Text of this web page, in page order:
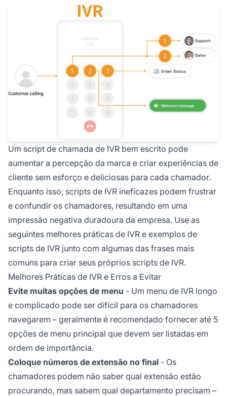
Um script de chamada de IVR bem escrito pode
aumentar a percepção da marca e criar experiências de
cliente sem esforço e deliciosas para cada chamador.
Enquanto isso, scripts de IVR ineficazes podem frustrar
e confundir os chamadores, resultando em uma
impressão negativa duradoura da empresa. Use as
seguintes melhores práticas de IVR e exemplos de
scripts de IVR junto com algumas das frases mais
comuns para criar seus próprios scripts de IVR.
Melhores Práticas de IVR e Erros a Evitar
Evite muitas opções de menu - Um menu de IVR longo
e complicado pode ser difícil para os chamadores
navegarem – geralmente é recomendado fornecer até 5
opções de menu principal que devem ser listadas em
ordem de importância.
Coloque números de extensão no final - Os
chamadores podem não saber qual extensão estão
procurando, mas sabem qual departamento precisam –